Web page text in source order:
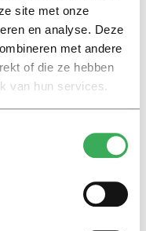
site met onze
en analyse. Deze
met andere
of die ze hebben
van hun services.
linked to eating